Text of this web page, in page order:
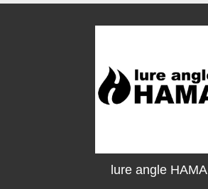
lure angle HAMA